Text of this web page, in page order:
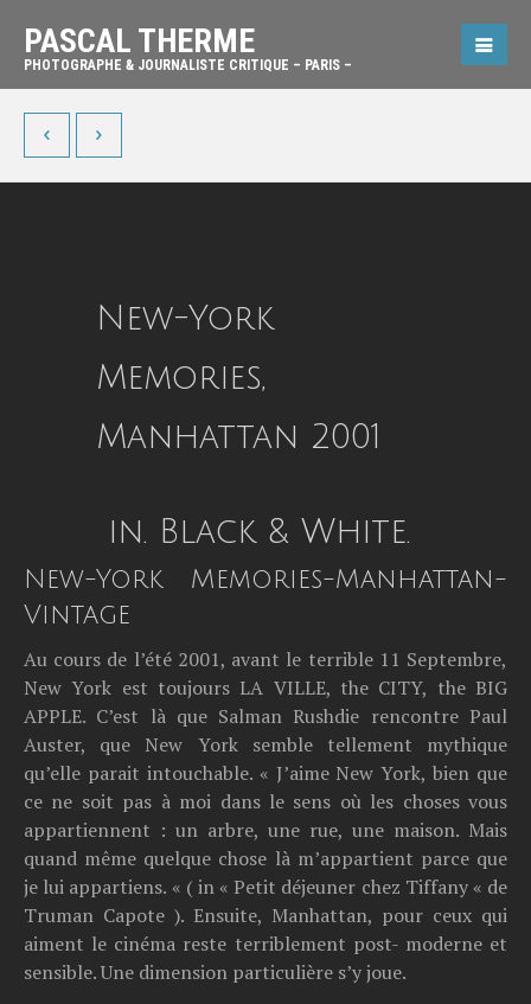
PASCAL THERME
PHOTOGRAPHE & JOURNALISTE CRITIQUE – PARIS –
New-York
Memories,
Manhattan 2001
in. Black & White.
New-York Memories-Manhattan-
Vintage
Au cours de l’été 2001, avant le terrible 11 Septembre,
New York est toujours LA VILLE, the CITY, the BIG
APPLE. C’est là que Salman Rushdie rencontre Paul
Auster, que New York semble tellement mythique
qu’elle parait intouchable. « J’aime New York, bien que
ce ne soit pas à moi dans le sens où les choses vous
appartiennent : un arbre, une rue, une maison. Mais
quand même quelque chose là m’appartient parce que
je lui appartiens. « ( in « Petit déjeuner chez Tiffany « de
Truman Capote ). Ensuite, Manhattan, pour ceux qui
aiment le cinéma reste terriblement post- moderne et
sensible. Une dimension particulière s’y joue.